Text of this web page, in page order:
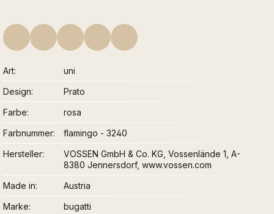
Art
uni
Design
Prato
Farbe
rosa
Farbnummer
flamingo - 3240
Hersteller
VOSSEN GmbH & Co. KG, Vossenlände 1, A-
8380 Jennersdorf, www.vossen.com
Made in
Austria
Marke
bugatti